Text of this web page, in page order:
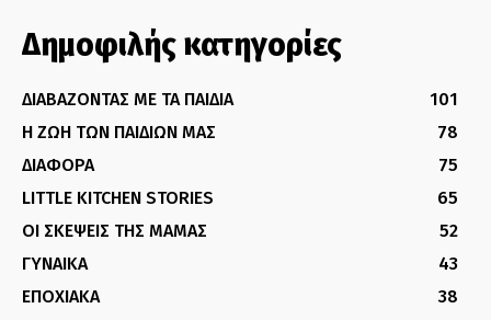
Δημοφιλής κατηγορίες
ΔΙΑΒΑΖΟΝΤΑΣ ΜΕ ΤΑ ΠΑΙΔΙΑ
101
Η ΖΩΗ ΤΩΝ ΠΑΙΔΙΩΝ ΜΑΣ
78
ΔΙΑΦΟΡΑ
75
LITTLE KITCHEN STORIES
65
ΟΙ ΣΚΕΨΕΙΣ ΤΗΣ ΜΑΜΑΣ
52
ΓΥΝΑΙΚΑ
43
ΕΠΟΧΙΑΚΑ
38